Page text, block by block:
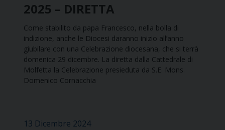
2025 – DIRETTA
Come stabilito da papa Francesco, nella bolla di
indizione, anche le Diocesi daranno inizio all’anno
giubilare con una Celebrazione diocesana, che si terrà
domenica 29 dicembre. La diretta dalla Cattedrale di
Molfetta la Celebrazione presieduta da S.E. Mons.
Domenico Cornacchia
13 Dicembre 2024